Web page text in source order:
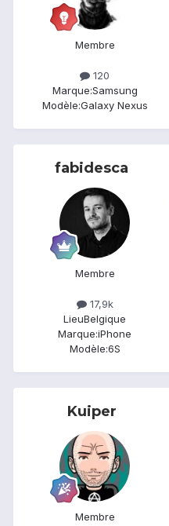
Membre
120
Marque:Samsung
Modèle:Galaxy Nexus
fabidesca
Membre
17,9k
LieuBelgique
Marque:iPhone
Modèle:6S
Kuiper
Membre